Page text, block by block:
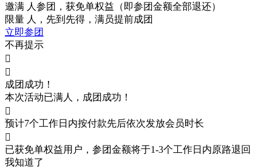
邀满 人参团，获免单权益（即参团金额全部退还）
限量 人，先到先得，满员提前成团
立即参团
不再提示


成团成功！
本次活动已满人，成团成功！

预计7个工作日内按付款先后依次发放会员时长

已获免单权益用户，参团金额将于1-3个工作日内原路退回
我知道了